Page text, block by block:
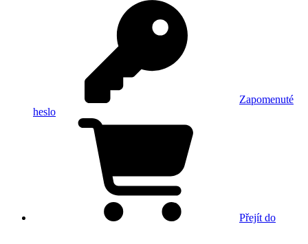
Zapomenuté
heslo
Přejít do